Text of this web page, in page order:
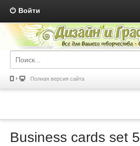
Войти
Полная версия сайта
Business cards set 5